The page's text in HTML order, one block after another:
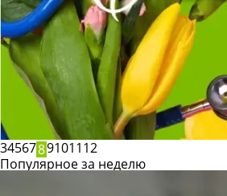
3456789101112
Популярное за неделю